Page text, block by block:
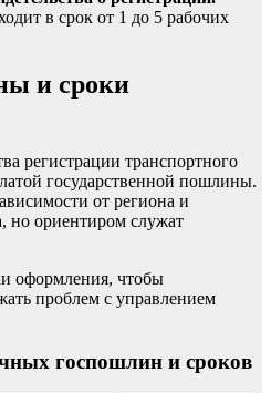
в срок от 1 до 5 рабочих
и сроки
регистрации транспортного
государственной пошлины.
от региона и
но ориентиром служат
оформления, чтобы
проблем с управлением
госпошлин и сроков